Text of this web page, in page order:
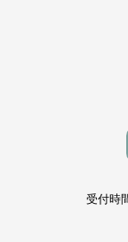
受付時